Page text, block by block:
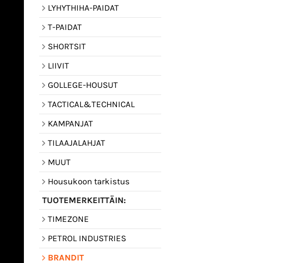
LYHYTHIHA-PAIDAT
T-PAIDAT
SHORTSIT
LIIVIT
GOLLEGE-HOUSUT
TACTICAL&TECHNICAL
KAMPANJAT
TILAAJALAHJAT
MUUT
Housukoon tarkistus
TUOTEMERKEITTÄIN:
TIMEZONE
PETROL INDUSTRIES
BRANDIT